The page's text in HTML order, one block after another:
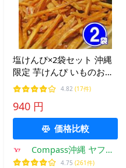
塩けんぴ×2袋セット 沖縄
限定 芋けんぴ いものお菓
子 沖縄の海水塩
4.82 (17件)
940 円
価格比較
Compass沖縄 ヤフー
店
4.75 (261件)